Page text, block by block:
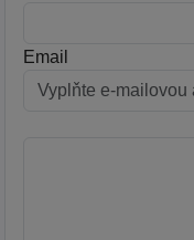
Email